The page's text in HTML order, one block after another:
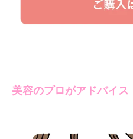
美容のプロがアドバイス